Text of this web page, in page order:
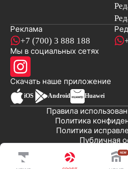
Реклама
+7 (700) 3 888 188
Мы в социальных сетях
Скачать наше приложение
iOS Android Huawei
Публичная
Политика
Политика
Правила
© 2008-2026